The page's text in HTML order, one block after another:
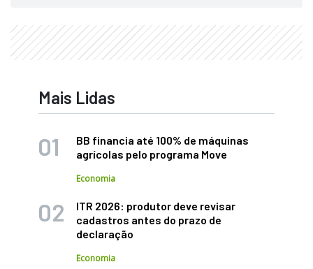
Mais Lidas
BB financia até 100% de máquinas
agrícolas pelo programa Move
Economia
ITR 2026: produtor deve revisar
cadastros antes do prazo de
declaração
Economia